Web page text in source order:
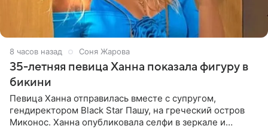
8 часов назад Соня Жарова
35-летняя певица Ханна показала фигуру в
бикини
Певица Ханна отправилась вместе с супругом,
гендиректором Black Star Пашу, на греческий остров
Миконос. Ханна опубликовала селфи в зеркале и